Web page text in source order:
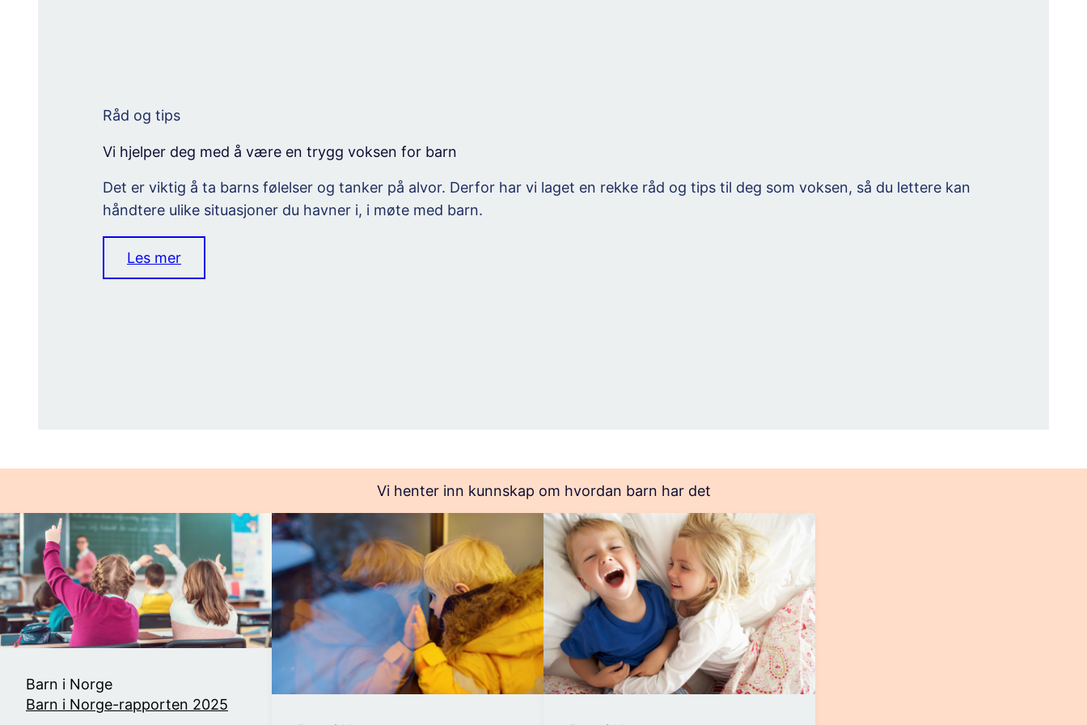
Råd og tips
Vi hjelper deg med å være en trygg voksen for barn
Det er viktig å ta barns følelser og tanker på alvor. Derfor har vi laget en rekke råd og tips til deg som voksen, så du lettere kan
håndtere ulike situasjoner du havner i, i møte med barn.
Les mer
Vi henter inn kunnskap om hvordan barn har det
Barn i Norge
Barn i Norge-rapporten 2025